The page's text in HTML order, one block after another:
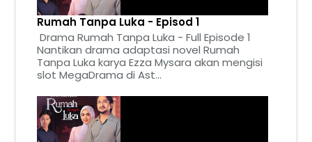
Rumah Tanpa Luka - Episod 1
Drama Rumah Tanpa Luka - Full Episode 1
Nantikan drama adaptasi novel Rumah
Tanpa Luka karya Ezza Mysara akan mengisi
slot MegaDrama di Ast...